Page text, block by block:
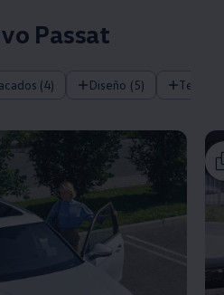
Passat
(4) Diseño (5)